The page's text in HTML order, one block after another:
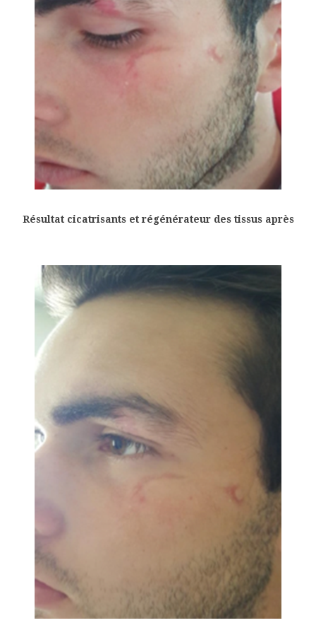
Résultat cicatrisants et régénérateur des tissus après